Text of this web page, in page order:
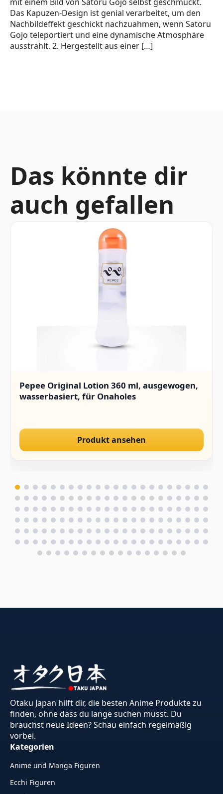
mit einem Bild von Satoru Gojo selbst geschmückt.
Das Kapuzen-Design ist genial verarbeitet, um den
Nachbildeffekt geschickt nachzuahmen, wenn Satoru
Gojo teleportiert und eine dynamische Atmosphäre
ausstrahlt. 2. Hergestellt aus einer […]
Das könnte dir
auch gefallen
Pepee Original Lotion 360 ml, ausgewogen,
wasserbasiert, für Onaholes
Produkt ansehen
Otaku Japan hilft dir, die besten Anime Produkte zu
finden, ohne dass du lange suchen musst. Du
brauchst neue Ideen? Schau einfach regelmäßig
vorbei.
Kategorien
Anime und Manga Figuren
Ecchi Figuren